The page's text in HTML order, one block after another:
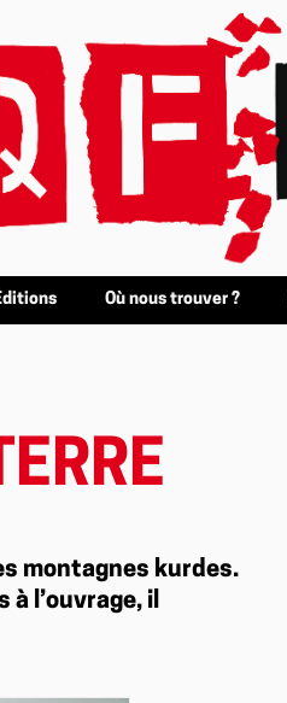
Où nous trouver ?
montagnes kurdes.
à l’ouvrage, il